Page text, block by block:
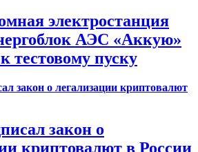
электростанция
АЭС «Аккую»
тестовому пуску
закон о
криптовалют в России